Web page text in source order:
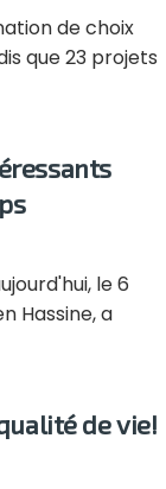
de choix
que 23 projets
le 6
Hassine, a
de vie!